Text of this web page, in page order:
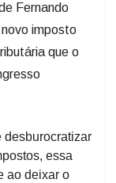
Fernando
imposto
que o
desburocratizar
essa
ao deixar o